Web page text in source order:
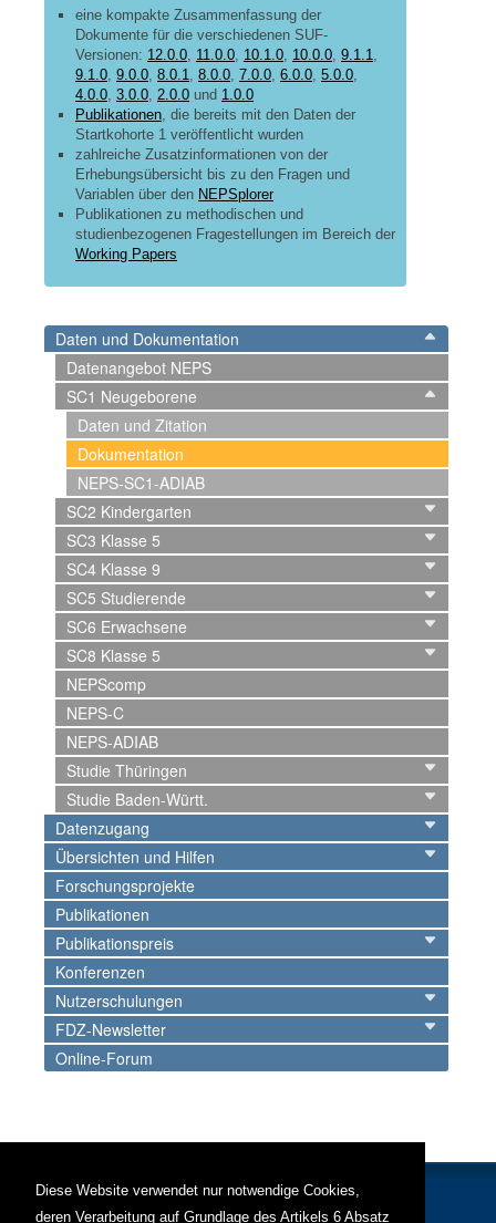
Diese Website verwendet nur notwendige Cookies,
deren Verarbeitung auf Grundlage des Artikels 6 Absatz
Daten und Dokumentation
Datenangebot NEPS
SC1 Neugeborene
Daten und Zitation
Dokumentation
NEPS-SC1-ADIAB
SC2 Kindergarten
SC3 Klasse 5
SC4 Klasse 9
SC5 Studierende
SC6 Erwachsene
SC8 Klasse 5
NEPScomp
NEPS-C
NEPS-ADIAB
Studie Thüringen
Studie Baden-Württ.
Datenzugang
Übersichten und Hilfen
Forschungsprojekte
Publikationen
Publikationspreis
Konferenzen
Nutzerschulungen
FDZ-Newsletter
Online-Forum
eine kompakte Zusammenfassung der
Dokumente für die verschiedenen SUF-
Versionen: 12.0.0, 11.0.0, 10.1.0, 10.0.0, 9.1.1,
9.1.0, 9.0.0, 8.0.1, 8.0.0, 7.0.0, 6.0.0, 5.0.0,
4.0.0, 3.0.0, 2.0.0 und 1.0.0
Publikationen, die bereits mit den Daten der
Startkohorte 1 veröffentlicht wurden
zahlreiche Zusatzinformationen von der
Erhebungsübersicht bis zu den Fragen und
Variablen über den NEPSplorer
Publikationen zu methodischen und
studienbezogenen Fragestellungen im Bereich der
Working Papers